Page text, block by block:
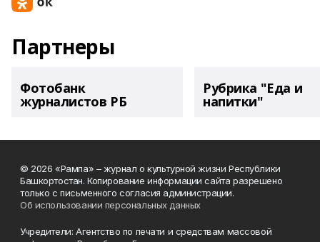
Партнеры
Фотобанк
журналистов РБ
Рубрика "Еда и
напитки"
© 2026 «Рампа» – журнал о культурной жизни Республики
Башкортостан. Копирование информации сайта разрешено
только с письменного согласия администрации.
Об использовании персональных данных
Учредители: Агентство по печати и средствам массовой